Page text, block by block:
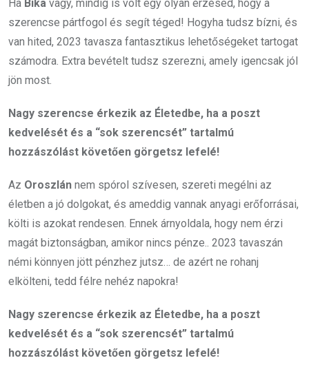
Ha Bika vagy, mindig is volt egy olyan érzésed, hogy a
szerencse pártfogol és segít téged! Hogyha tudsz bízni, és
van hited, 2023 tavasza fantasztikus lehetőségeket tartogat
számodra. Extra bevételt tudsz szerezni, amely igencsak jól
jön most.
Nagy szerencse érkezik az Életedbe, ha a poszt
kedvelését és a “sok szerencsét” tartalmú
hozzászólást követően görgetsz lefelé!
Az Oroszlán nem spórol szívesen, szereti megélni az
életben a jó dolgokat, és ameddig vannak anyagi erőforrásai,
költi is azokat rendesen. Ennek árnyoldala, hogy nem érzi
magát biztonságban, amikor nincs pénze.. 2023 tavaszán
némi könnyen jött pénzhez jutsz… de azért ne rohanj
elkölteni, tedd félre nehéz napokra!
Nagy szerencse érkezik az Életedbe, ha a poszt
kedvelését és a “sok szerencsét” tartalmú
hozzászólást követően görgetsz lefelé!